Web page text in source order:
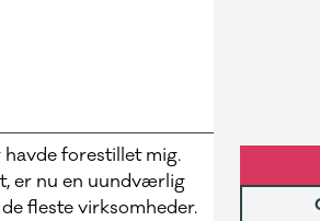
forestillet mig.
er nu en uundværlig
fleste virksomheder.